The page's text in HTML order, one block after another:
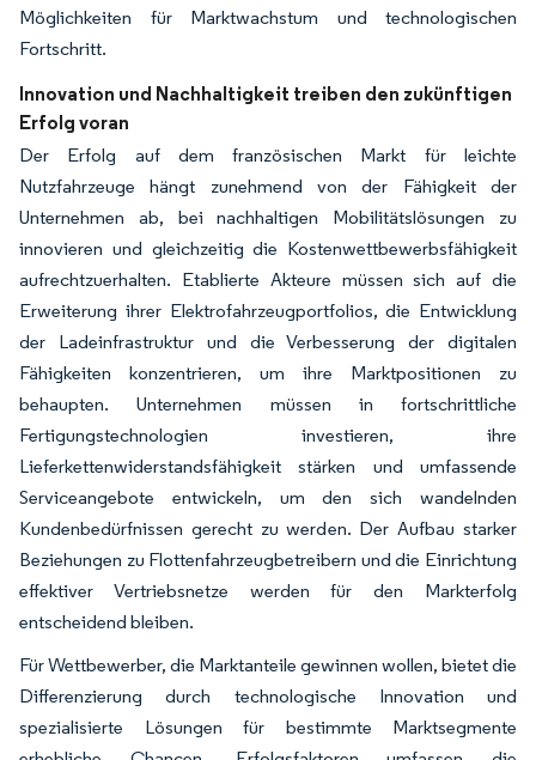
Möglichkeiten für Marktwachstum und technologischen
Fortschritt.
Innovation und Nachhaltigkeit treiben den zukünftigen
Erfolg voran
Der Erfolg auf dem französischen Markt für leichte
Nutzfahrzeuge hängt zunehmend von der Fähigkeit der
Unternehmen ab, bei nachhaltigen Mobilitätslösungen zu
innovieren und gleichzeitig die Kostenwettbewerbsfähigkeit
aufrechtzuerhalten. Etablierte Akteure müssen sich auf die
Erweiterung ihrer Elektrofahrzeugportfolios, die Entwicklung
der Ladeinfrastruktur und die Verbesserung der digitalen
Fähigkeiten konzentrieren, um ihre Marktpositionen zu
behaupten. Unternehmen müssen in fortschrittliche
Fertigungstechnologien investieren, ihre
Lieferkettenwiderstandsfähigkeit stärken und umfassende
Serviceangebote entwickeln, um den sich wandelnden
Kundenbedürfnissen gerecht zu werden. Der Aufbau starker
Beziehungen zu Flottenfahrzeugbetreibern und die Einrichtung
effektiver Vertriebsnetze werden für den Markterfolg
entscheidend bleiben.
Für Wettbewerber, die Marktanteile gewinnen wollen, bietet die
Differenzierung durch technologische Innovation und
spezialisierte Lösungen für bestimmte Marktsegmente